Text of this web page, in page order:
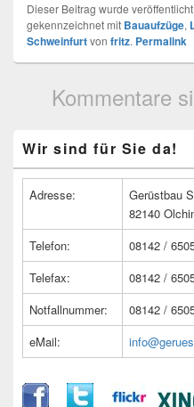
Dieser Beitrag wurde
gekennzeichnet mit Bauaufzüge,
Schweinfurtvon fritz. Permalink
Kommentare
Seitenleisten
Widget-
Wir sind für Sie da!
Adresse:
Gerüstbau
82140
Telefon:
08142 /
Telefax:
08142 /
Notfallnummer:
08142 /
eMail: